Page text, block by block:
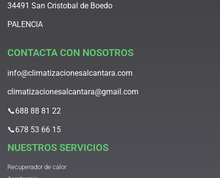
34491 San Cristobal de Boedo
PALENCIA
CONTACTA CON NOSOTROS
info@climatizacionesalcantara.com
climatizacionesalcantara@gmail.com
📞688 88 81 22
📞678 53 66 15
NUESTROS SERVICIOS
Recuperador de calor